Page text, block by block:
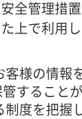
全管理措
上で利用
客様の情報
すること
制度を把握